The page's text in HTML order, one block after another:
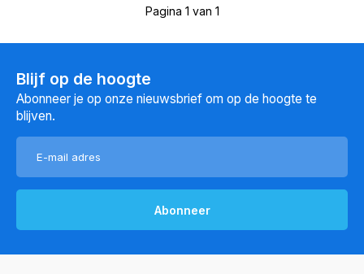
Pagina 1 van 1
Blijf op de hoogte
Abonneer je op onze nieuwsbrief om op de hoogte te
blijven.
Abonneer